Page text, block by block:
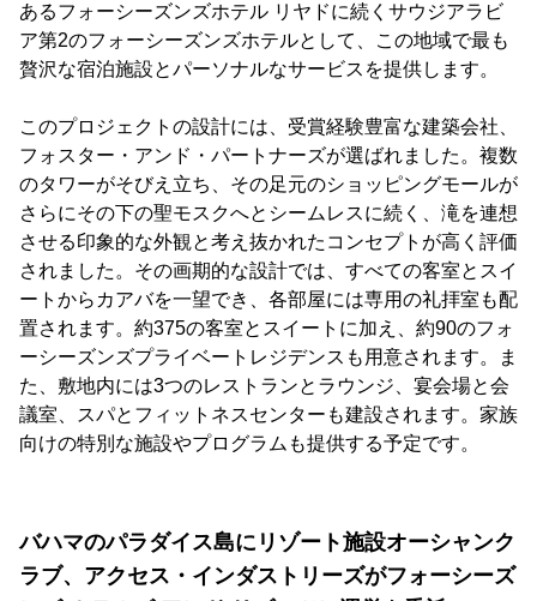
あるフォーシーズンズホテル リヤドに続くサウジアラビ
ア第2のフォーシーズンズホテルとして、この地域で最も
贅沢な宿泊施設とパーソナルなサービスを提供します。
このプロジェクトの設計には、受賞経験豊富な建築会社、
フォスター・アンド・パートナーズが選ばれました。複数
のタワーがそびえ立ち、その足元のショッピングモールが
さらにその下の聖モスクへとシームレスに続く、滝を連想
させる印象的な外観と考え抜かれたコンセプトが高く評価
されました。その画期的な設計では、すべての客室とスイ
ートからカアバを一望でき、各部屋には専用の礼拝室も配
置されます。約375の客室とスイートに加え、約90のフォ
ーシーズンズプライベートレジデンスも用意されます。ま
た、敷地内には3つのレストランとラウンジ、宴会場と会
議室、スパとフィットネスセンターも建設されます。家族
向けの特別な施設やプログラムも提供する予定です。
バハマのパラダイス島にリゾート施設オーシャンク
ラブ、アクセス・インダストリーズがフォーシーズ